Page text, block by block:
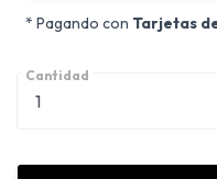
* Pagando con Tarjetas
Cantidad